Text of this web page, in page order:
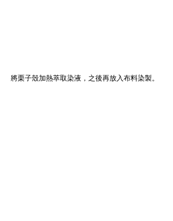
將栗子殼加熱萃取染液，之後再放入布料染製。